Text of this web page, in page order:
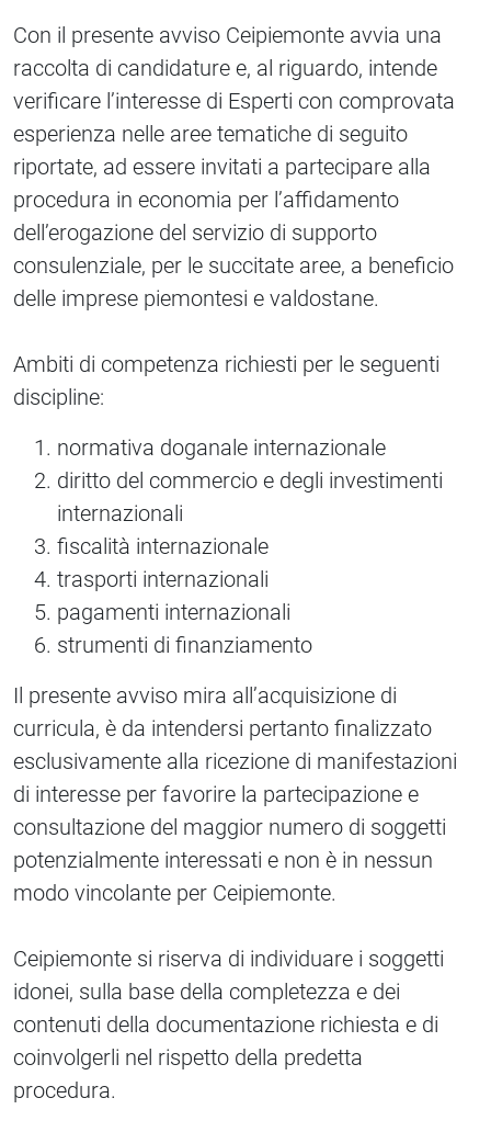
Con il presente avviso Ceipiemonte avvia una
raccolta di candidature e, al riguardo, intende
verificare l’interesse di Esperti con comprovata
esperienza nelle aree tematiche di seguito
riportate, ad essere invitati a partecipare alla
procedura in economia per l’affidamento
dell’erogazione del servizio di supporto
consulenziale, per le succitate aree, a beneficio
delle imprese piemontesi e valdostane.
Ambiti di competenza richiesti per le seguenti
discipline:
normativa doganale internazionale
diritto del commercio e degli investimenti
internazionali
fiscalità internazionale
trasporti internazionali
pagamenti internazionali
strumenti di finanziamento
Il presente avviso mira all’acquisizione di
curricula, è da intendersi pertanto finalizzato
esclusivamente alla ricezione di manifestazioni
di interesse per favorire la partecipazione e
consultazione del maggior numero di soggetti
potenzialmente interessati e non è in nessun
modo vincolante per Ceipiemonte.
Ceipiemonte si riserva di individuare i soggetti
idonei, sulla base della completezza e dei
contenuti della documentazione richiesta e di
coinvolgerli nel rispetto della predetta
procedura.